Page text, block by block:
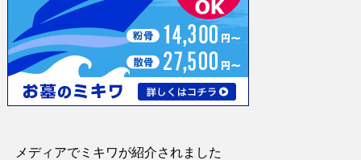
メディアでミキワが紹介されました